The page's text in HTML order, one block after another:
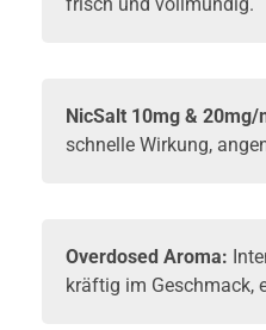
NicSalt 10mg & 20mg/
schnelle Wirkung,
Overdosed Aroma:
kräftig im Geschmack,